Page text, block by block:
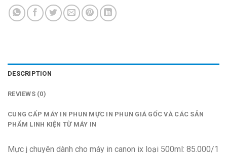
DESCRIPTION
REVIEWS (0)
CUNG CẤP MÁY IN PHUN MỰC IN PHUN GIÁ GỐC VÀ CÁC SẢN
PHẨM LINH KIỆN TỪ MÁY IN
Mực j chuyên dành cho máy in canon ix loại 500ml: 85.000/1